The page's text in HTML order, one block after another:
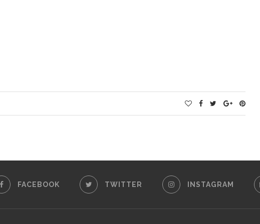
FACEBOOK TWITTER INSTAGRAM